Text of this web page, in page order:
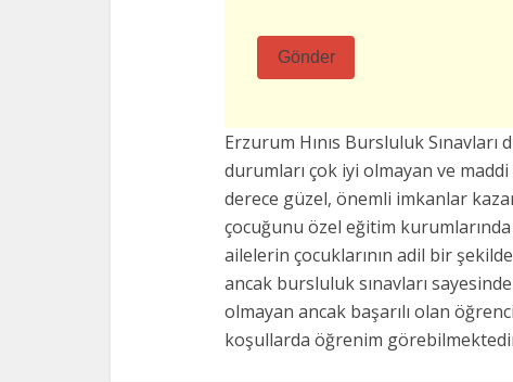
Gönder
alan
boş
bırakılmalıdır
Erzurum Hınıs Bursluluk
durumları çok iyi olmayan ve
derece güzel, önemli imkanlar
çocuğunu özel eğitim
ailelerin çocuklarının adil bir
ancak bursluluk sınavları
olmayan ancak başarılı olan
koşullarda öğrenim